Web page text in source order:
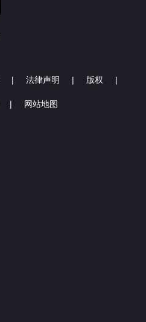
| 法律声明 | 版权 |
| 网站地图